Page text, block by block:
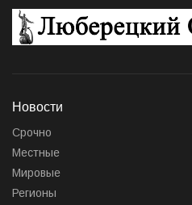
Новости
Срочно
Местные
Мировые
Регионы